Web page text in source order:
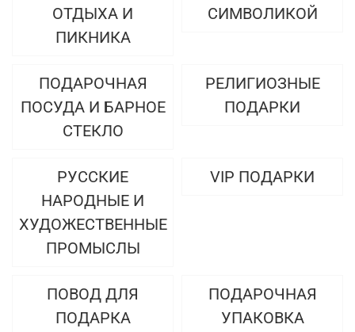
ОТДЫХА И
ПИКНИКА
СИМВОЛИКОЙ
ПОДАРОЧНАЯ
ПОСУДА И БАРНОЕ
СТЕКЛО
РЕЛИГИОЗНЫЕ
ПОДАРКИ
РУССКИЕ
НАРОДНЫЕ И
ХУДОЖЕСТВЕННЫЕ
ПРОМЫСЛЫ
VIP ПОДАРКИ
ПОВОД ДЛЯ
ПОДАРКА
ПОДАРОЧНАЯ
УПАКОВКА